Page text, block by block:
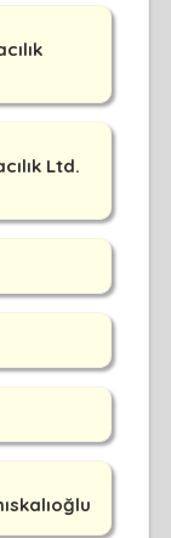
Ltd.